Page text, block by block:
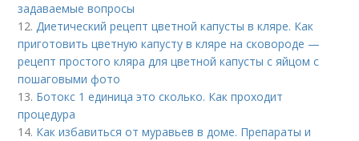
задаваемые вопросы
12.Диетический рецепт цветной капусты в кляре. Как
приготовить цветную капусту в кляре на сковороде —
рецепт простого кляра для цветной капусты с яйцом с
пошаговыми фото
13. Ботокс 1 единица это сколько. Как проходит
процедура
14. Как избавиться от муравьев в доме. Препараты и